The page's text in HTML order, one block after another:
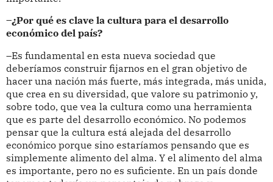
–¿Por qué es clave la cultura para el desarrollo
económico del país?
–Es fundamental en esta nueva sociedad que
deberíamos construir fijarnos en el gran objetivo de
hacer una nación más fuerte, más integrada, más unida,
que crea en su diversidad, que valore su patrimonio y,
sobre todo, que vea la cultura como una herramienta
que es parte del desarrollo económico. No podemos
pensar que la cultura está alejada del desarrollo
económico porque sino estaríamos pensando que es
simplemente alimento del alma. Y el alimento del alma
es importante, pero no es suficiente. En un país donde